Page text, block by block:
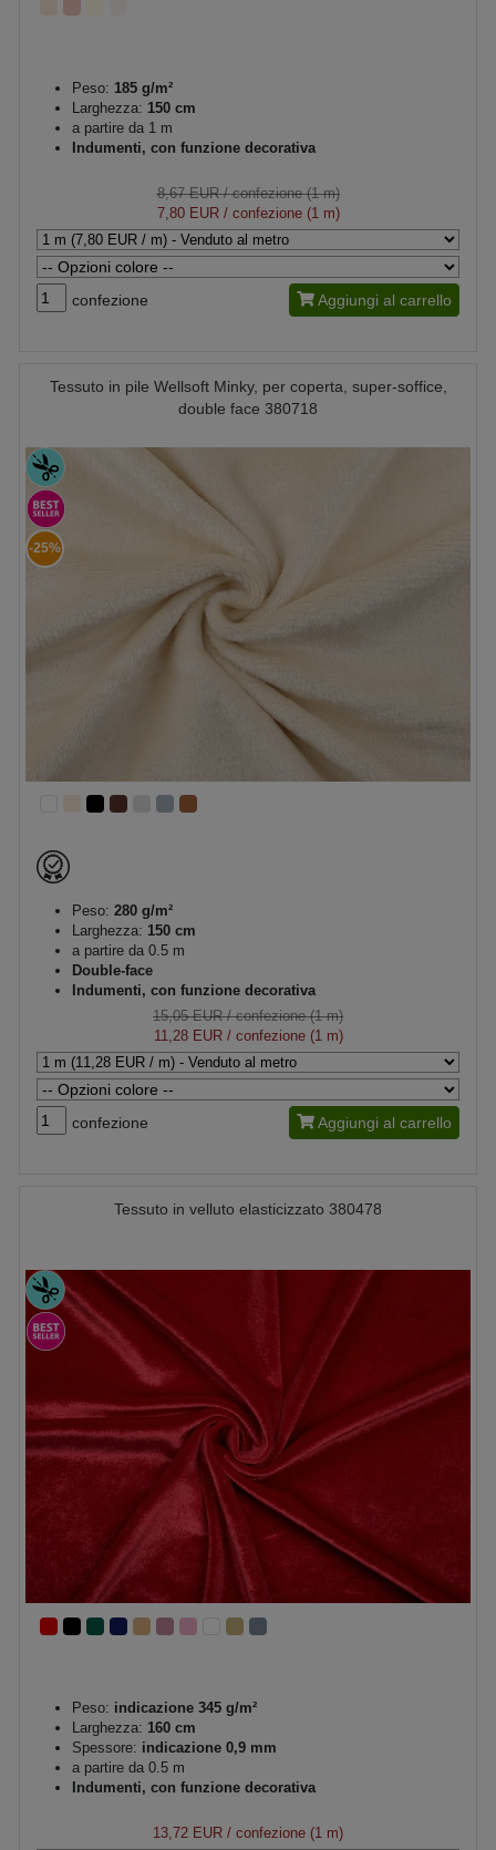
Peso: 185 g/m²
Larghezza: 150 cm
a partire da 1 m
Indumenti, con funzione decorativa
8,67 EUR/ confezione (1 m)
7,80 EUR/ confezione (1 m)
confezione Aggiungi al carrello
Tessuto in pile Wellsoft Minky, per coperta, super-soffice,
double face 380718
-25%
Peso: 280 g/m²
Larghezza: 150 cm
a partire da 0.5 m
Double-face
Indumenti, con funzione decorativa
15,05 EUR/ confezione (1 m)
11,28 EUR/ confezione (1 m)
confezione Aggiungi al carrello
Tessuto in velluto elasticizzato 380478
Peso: indicazione 345 g/m²
Larghezza: 160 cm
Spessore: indicazione 0,9 mm
a partire da 0.5 m
Indumenti, con funzione decorativa
13,72 EUR / confezione (1 m)